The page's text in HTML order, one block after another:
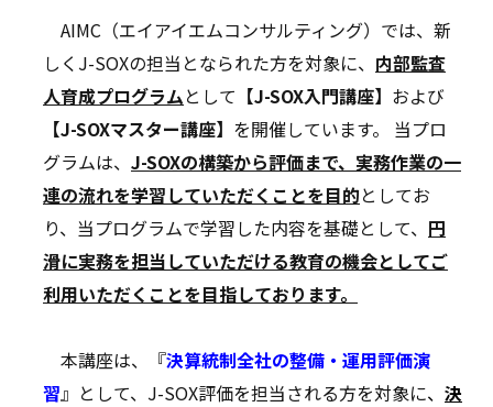
AIMC（エイアイエムコンサルティング）では、新
しくJ-SOXの担当となられた方を対象に、 内部監査
人育成プログラムとして 【J-SOX入門講座】 および
【J-SOXマスター講座】 を開催しています。 当プロ
グラムは、 J-SOXの構築から評価まで、実務作業の一
連の流れを学習していただくことを目的としてお
り、当プログラムで学習した内容を基礎として、 円
滑に実務を担当していただける教育の機会としてご
利用いただくことを目指しております。
本講座は、『決算統制全社の整備・運用評価演
習』として、J-SOX評価を担当される方を対象に、 決